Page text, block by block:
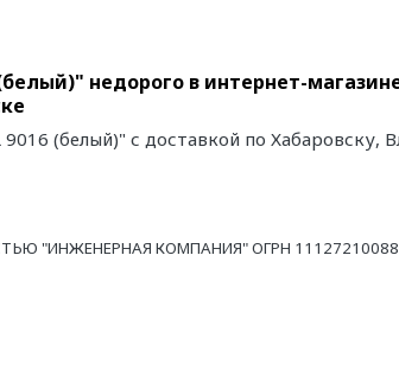
недорого в интернет-
(белый)" с доставкой по
"ИНЖЕНЕРНАЯ КОМПАНИЯ" ОГРН